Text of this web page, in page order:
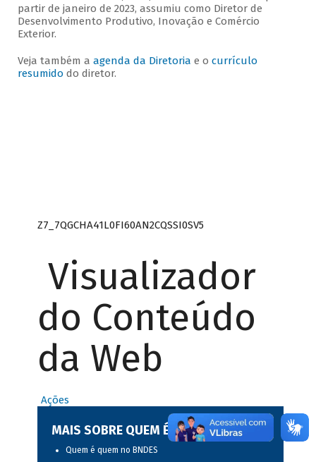
partir de janeiro de 2023, assumiu como Diretor de
Desenvolvimento Produtivo, Inovação e Comércio
Exterior.
Veja também a agenda da Diretoria e o currículo
resumido do diretor.
Z7_7QGCHA41L0FI60AN2CQSSI0SV5
Visualizador
do Conteúdo
da Web
Ações
MAIS SOBRE QUEM É QUEM
Quem é quem no BNDES